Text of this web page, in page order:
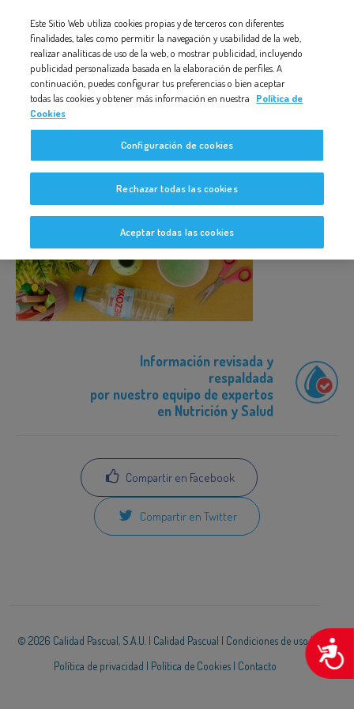
accesibilidad.
POMPERO-RECICLAJE-CASERO
pompero-reciclaje-casero
Información revisada y
respaldada
por nuestro equipo de expertos
en Nutrición y Salud
Compartir en Facebook
Compartir en Twitter
© 2026 Calidad Pascual, S.A.U. | Calidad Pascual | Condiciones de uso|
Política de privacidad | Política de Cookies | Contacto
Este Sitio Web utiliza cookies propias y de terceros con diferentes
finalidades, tales como permitir la navegación y usabilidad de la web,
realizar analíticas de uso de la web, o mostrar publicidad, incluyendo
publicidad personalizada basada en la elaboración de perfiles. A
continuación, puedes configurar tus preferencias o bien aceptar
todas las cookies y obtener más información en nuestra
Política de
Cookies
Configuración de cookies
Rechazar todas las cookies
Aceptar todas las cookies